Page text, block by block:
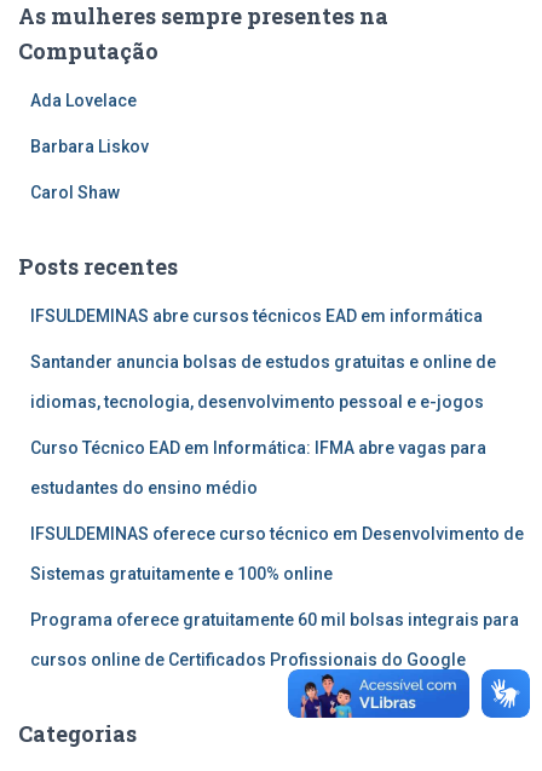
As mulheres sempre presentes na
Computação
Ada Lovelace
Barbara Liskov
Carol Shaw
Posts recentes
IFSULDEMINAS abre cursos técnicos EAD em informática
Santander anuncia bolsas de estudos gratuitas e online de
idiomas, tecnologia, desenvolvimento pessoal e e-jogos
Curso Técnico EAD em Informática: IFMA abre vagas para
estudantes do ensino médio
IFSULDEMINAS oferece curso técnico em Desenvolvimento de
Sistemas gratuitamente e 100% online
Programa oferece gratuitamente 60 mil bolsas integrais para
cursos online de Certificados Profissionais do Google
Categorias